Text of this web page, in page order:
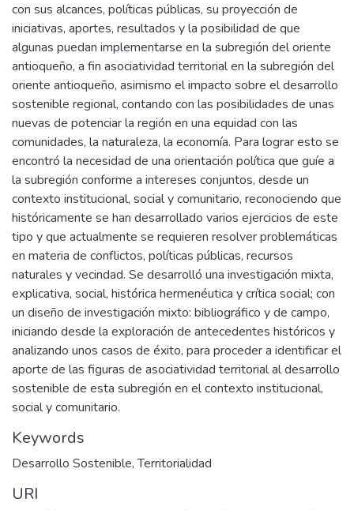
con sus alcances, políticas públicas, su proyección de
iniciativas, aportes, resultados y la posibilidad de que
algunas puedan implementarse en la subregión del oriente
antioqueño, a fin asociatividad territorial en la subregión del
oriente antioqueño, asimismo el impacto sobre el desarrollo
sostenible regional, contando con las posibilidades de unas
nuevas de potenciar la región en una equidad con las
comunidades, la naturaleza, la economía. Para lograr esto se
encontró la necesidad de una orientación política que guíe a
la subregión conforme a intereses conjuntos, desde un
contexto institucional, social y comunitario, reconociendo que
históricamente se han desarrollado varios ejercicios de este
tipo y que actualmente se requieren resolver problemáticas
en materia de conflictos, políticas públicas, recursos
naturales y vecindad. Se desarrolló una investigación mixta,
explicativa, social, histórica hermenéutica y crítica social; con
un diseño de investigación mixto: bibliográfico y de campo,
iniciando desde la exploración de antecedentes históricos y
analizando unos casos de éxito, para proceder a identificar el
aporte de las figuras de asociatividad territorial al desarrollo
sostenible de esta subregión en el contexto institucional,
social y comunitario.
Keywords
Desarrollo Sostenible,Territorialidad
URI